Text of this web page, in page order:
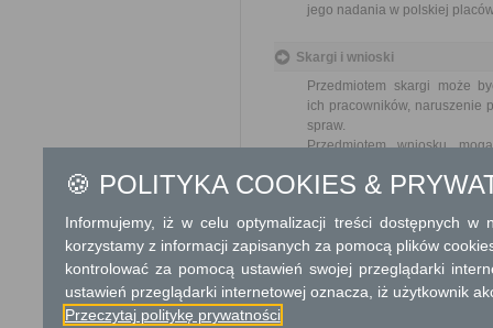
jego nadania w polskiej
Skargi i wnioski
Przedmiotem skargi może
ich pracowników, naruszenie
spraw.
Przedmiotem wniosku
Organ właściwy dla
Podstawa prawna
Ustawa z dnia 14
Rozporządzenie
🍪 POLITYKA COOKIES &
Informujemy, iż w celu optymalizacji treści dostępnych w
korzystamy z informacji zapisanych za pomocą plików
kontrolować za pomocą ustawień swojej przeglądarki
ustawień przeglądarki internetowej oznacza, iż użytkownik
Przeczytaj politykę prywatności